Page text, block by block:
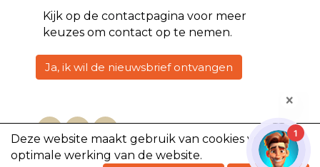
Deze website maakt gebruik van cookies voor een
optimale werking van de website.
Kijk op de contactpagina voor meer
keuzes om contact op te nemen.
Ja, ik wil de nieuwsbrief ontvangen
Copyright @2023, De Volharding
1